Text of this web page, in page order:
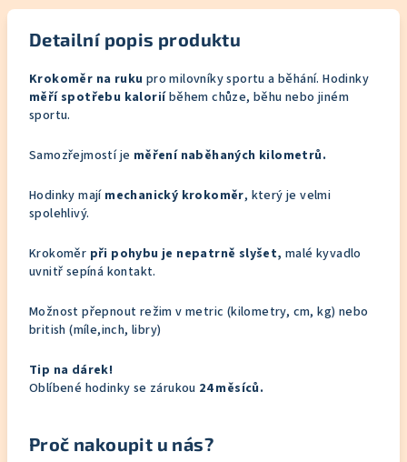
Detailní popis produktu
Krokoměr na ruku pro milovníky sportu a běhání. Hodinky
měří spotřebu kaloriíběhem chůze, běhu nebo jiném
sportu.
Samozřejmostí je měření naběhaných kilometrů.
Hodinky mají mechanický krokoměr, který je velmi
spolehlivý.
Krokoměr při pohybu je nepatrně slyšet, malé kyvadlo
uvnitř sepíná kontakt.
Možnost přepnout režim v metric (kilometry, cm, kg) nebo
british (míle,inch, libry)
Tip na dárek!
Oblíbené hodinky se zárukou 24 měsíců.
Proč nakoupit u nás?